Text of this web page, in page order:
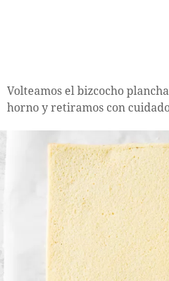
Volteamos el bizcocho
horno y retiramos con